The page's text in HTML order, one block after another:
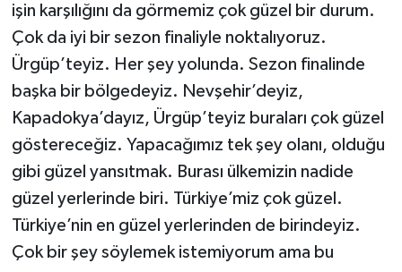
işin karşılığını da görmemiz çok güzel bir durum.
Çok da iyi bir sezon finaliyle noktalıyoruz.
Ürgüp’teyiz. Her şey yolunda. Sezon finalinde
başka bir bölgedeyiz. Nevşehir’deyiz,
Kapadokya’dayız, Ürgüp’teyiz buraları çok güzel
göstereceğiz. Yapacağımız tek şey olanı, olduğu
gibi güzel yansıtmak. Burası ülkemizin nadide
güzel yerlerinde biri. Türkiye’miz çok güzel.
Türkiye’nin en güzel yerlerinden de birindeyiz.
Çok bir şey söylemek istemiyorum ama bu